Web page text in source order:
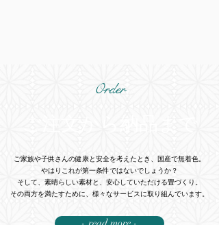
Order
ご家族や子供さんの健康と安全を考えたとき、国産で無着色。
やはりこれが第一条件ではないでしょうか？
そして、素晴らしい素材と、安心していただける畳づくり。
その両方を満たすために、様々なサービスに取り組んでいます。